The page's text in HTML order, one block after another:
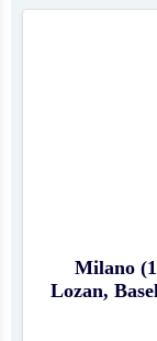
Milano
Lozan,